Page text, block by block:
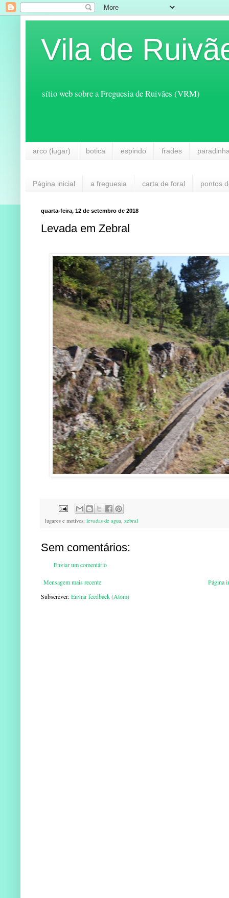
Vila de
sítio web sobre a Freguesia de Ruivães (VRM)
arco (lugar) botica espindo frades
Página inicial a freguesia carta de foral pontos
quarta-feira, 12 de setembro de 2018
Levada em Zebral
lugares e motivos: levadas de agua, zebral
Sem comentários:
Enviar um comentário
Mensagem mais recente
Página
Subscrever:Enviar feedback (Atom)